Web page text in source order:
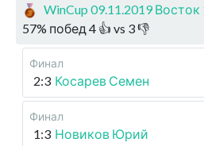
WinCup 09.11.2019 Восток
57% побед 4 👍 vs 3👎
Финал
2:3 Косарев Семен
Финал
1:3 Новиков Юрий